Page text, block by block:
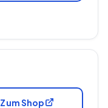
Zum Shop